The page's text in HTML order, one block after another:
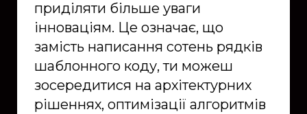
приділяти більше уваги
інноваціям. Це означає, що
замість написання сотень рядків
шаблонного коду, ти можеш
зосередитися на архітектурних
рішеннях, оптимізації алгоритмів